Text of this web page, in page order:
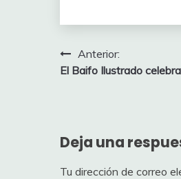
Navegación
de
Anterior:
El Baifo Ilustrado
Deja una
Tu dirección de correo